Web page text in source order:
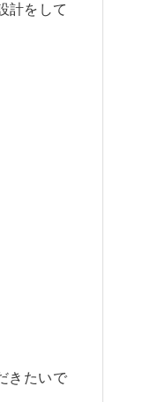
計をして
きたいで